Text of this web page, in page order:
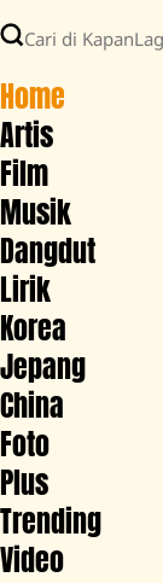
Home
Artis
Film
Musik
Dangdut
Lirik
Korea
Jepang
China
Foto
Plus
Trending
Video